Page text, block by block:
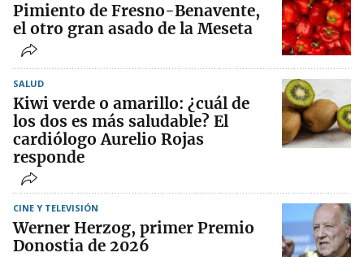
Pimiento de Fresno-Benavente,
el otro gran asado de la Meseta
SALUD
Kiwi verde o amarillo: ¿cuál de
los dos es más saludable? El
cardiólogo Aurelio Rojas
responde
CINE Y TELEVISIÓN
Werner Herzog, primer Premio
Donostia de 2026